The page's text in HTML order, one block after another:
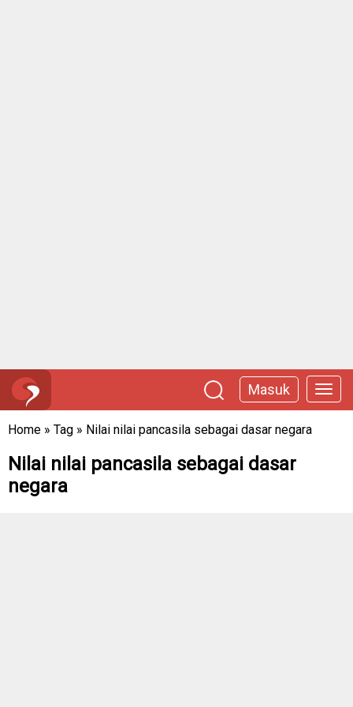
Masuk
Home » Tag » Nilai nilai pancasila sebagai dasar negara
Nilai nilai pancasila sebagai dasar
negara